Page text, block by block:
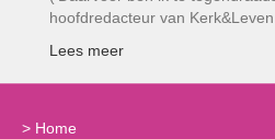
hoofdredacteur van
Lees meer
> Home